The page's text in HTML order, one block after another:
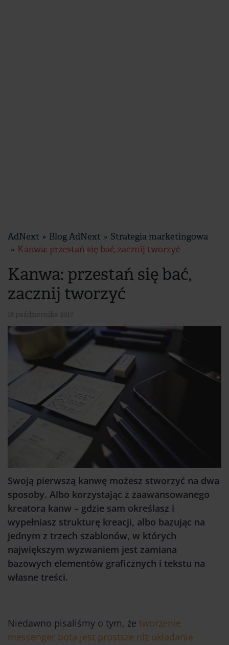
AdNext Blog AdNext
Strategia marketingowa
Kanwa: przestań się bać, zacznij tworzyć
Kanwa: przestań się bać,
zacznij tworzyć
Swoją pierwszą kanwę możesz stworzyć na dwa
sposoby. Albo korzystając z zaawansowanego
kreatora kanw – gdzie sam określasz i
wypełniasz strukturę kreacji, albo bazując na
jednym z trzech szablonów, w których
największym wyzwaniem jest zamiana
bazowych elementów graficznych i tekstu na
własne treści.
Niedawno pisaliśmy o tym, że tworzenie
messenger bota jest prostsze niż układanie